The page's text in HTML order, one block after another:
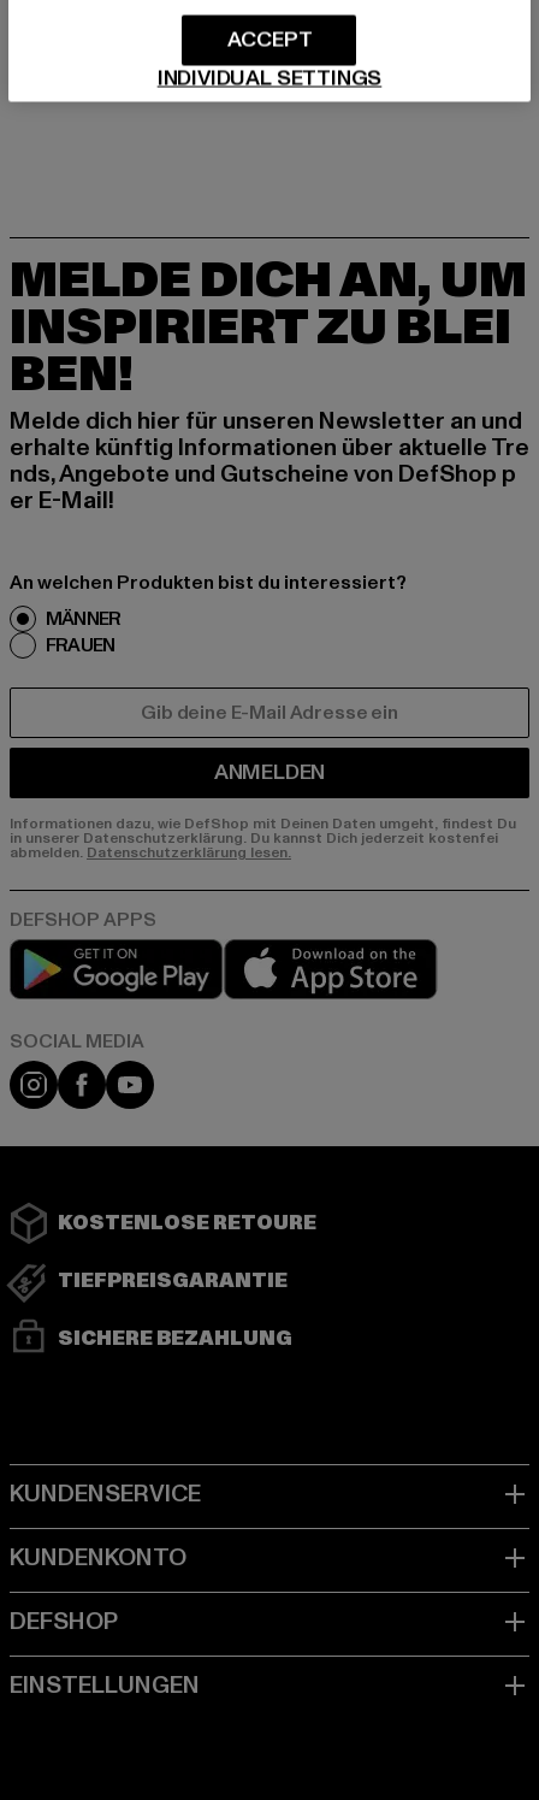
PFLEGEHINWEISE
LIEFERUNG & RÜCKGABE
MELDE DICH AN, UM
INSPIRIERT ZU BLEI
BEN!
Melde dich hier für unseren Newsletter an und
erhalte künftig Informationen über aktuelle Tre
nds, Angebote und Gutscheine von DefShop p
er E-Mail!
An welchen Produkten bist du interessiert?
MÄNNER
FRAUEN
ANMELDEN
Informationen dazu, wie DefShop mit Deinen Daten umgeht, findest Du
in unserer Datenschutzerklärung. Du kannst Dich jederzeit kostenfei
abmelden. Datenschutzerklärung lesen.
Play market
Instagram
FacebookYouTube
KOSTENLOSE RETOURE
TIEFPREISGARANTIE
SICHERE BEZAHLUNG
INDIVIDUAL SETTINGS
ACCEPT